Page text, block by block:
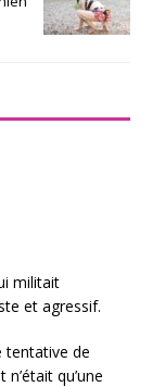
militait
et agressif.
tentative de
qu’une